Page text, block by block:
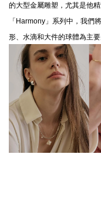
的大型金屬雕塑，尤其是他
「Harmony」系列中，我們
形、水滴和大件的球體為主